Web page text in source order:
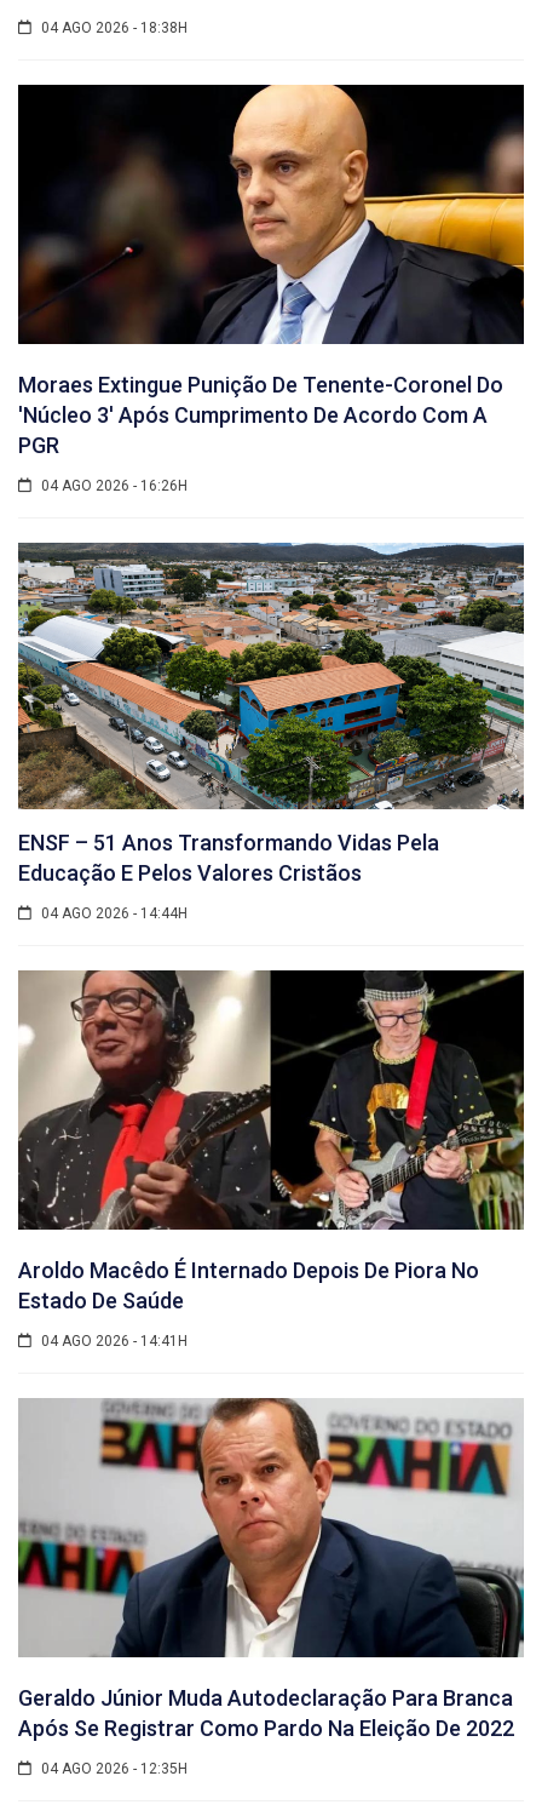
04 AGO 2026 - 18:38H
Moraes Extingue Punição De Tenente-Coronel Do
'núcleo 3' Após Cumprimento De Acordo Com A
PGR
04 AGO 2026 - 16:26H
ENSF – 51 Anos Transformando Vidas Pela
Educação E Pelos Valores Cristãos
04 AGO 2026 - 14:44H
Aroldo Macêdo É Internado Depois De Piora No
Estado De Saúde
04 AGO 2026 - 14:41H
Geraldo Júnior Muda Autodeclaração Para Branca
Após Se Registrar Como Pardo Na Eleição De 2022
04 AGO 2026 - 12:35H